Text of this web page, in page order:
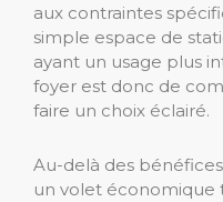
aux contraintes
simple espace de
ayant un usage plus
foyer est donc de
faire un choix éclairé.
Au-delà des
un volet économique